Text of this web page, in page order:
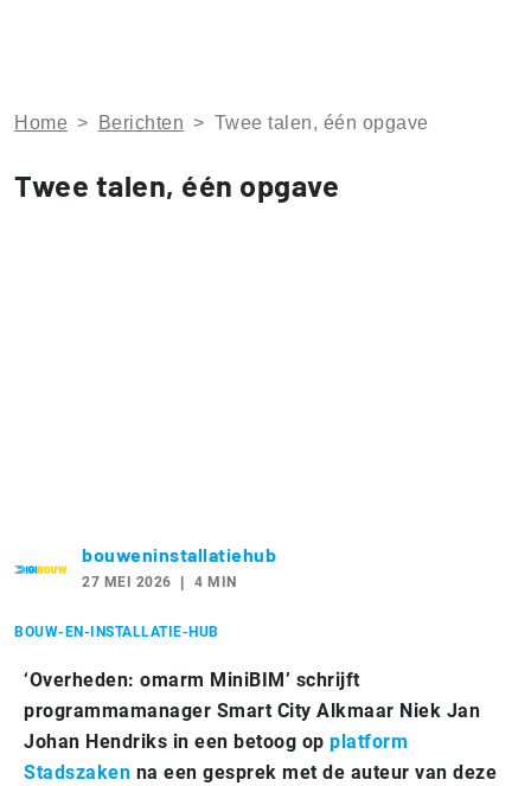
Home > Berichten > Twee talen, één opgave
Twee talen, één opgave
bouweninstallatiehub
27 MEI 2026 4 MIN
BOUW-EN-INSTALLATIE-HUB
‘Overheden: omarm MiniBIM’ schrijft
programmamanager Smart City Alkmaar Niek Jan
Johan Hendriks in een betoog op platform
Stadszaken na een gesprek met de auteur van deze